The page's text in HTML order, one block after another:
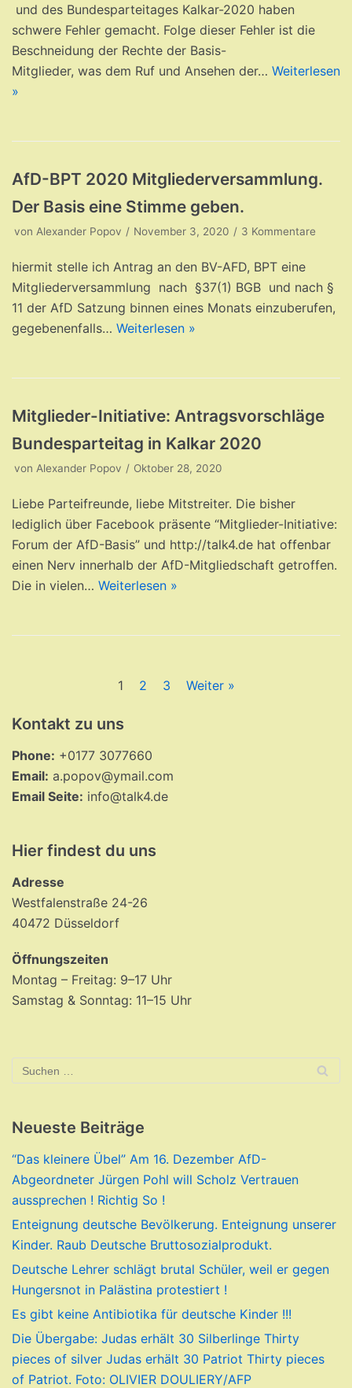
und des Bundesparteitages Kalkar-2020 haben
schwere Fehler gemacht. Folge dieser Fehler ist die
Beschneidung der Rechte der Basis-
Mitglieder, was dem Ruf und Ansehen der… Weiterlesen
»
AfD-BPT 2020 Mitgliederversammlung.
Der Basis eine Stimme geben.
von Alexander Popov November 3, 2020 3 Kommentare
hiermit stelle ich Antrag an den BV-AFD, BPT eine
Mitgliederversammlung nach §37(1) BGB und nach §
11 der AfD Satzung binnen eines Monats einzuberufen,
gegebenenfalls… Weiterlesen »
Mitglieder-Initiative: Antragsvorschläge
Bundesparteitag in Kalkar 2020
von Alexander Popov Oktober 28, 2020
Liebe Parteifreunde, liebe Mitstreiter. Die bisher
lediglich über Facebook präsente “Mitglieder-Initiative:
Forum der AfD-Basis” und http://talk4.de hat offenbar
einen Nerv innerhalb der AfD-Mitgliedschaft getroffen.
Die in vielen… Weiterlesen »
1 2 3 Weiter »
Kontakt zu uns
Phone: +0177 3077660
Email: a.popov@ymail.com
Email Seite: info@talk4.de
Hier findest du uns
Adresse
Westfalenstraße 24-26
40472 Düsseldorf
Öffnungszeiten
Montag – Freitag: 9–17 Uhr
Samstag & Sonntag: 11–15 Uhr
Neueste Beiträge
“Das kleinere Übel” Am 16. Dezember AfD-
Abgeordneter Jürgen Pohl will Scholz Vertrauen
aussprechen ! Richtig So !
Enteignung deutsche Bevölkerung. Enteignung unserer
Kinder. Raub Deutsche Bruttosozialprodukt.
Deutsche Lehrer schlägt brutal Schüler, weil er gegen
Hungersnot in Palästina protestiert !
Es gibt keine Antibiotika für deutsche Kinder !!!
Die Übergabe: Judas erhält 30 Silberlinge Thirty
pieces of silver Judas erhält 30 Patriot Thirty pieces
of Patriot. Foto: OLIVIER DOULIERY/AFP